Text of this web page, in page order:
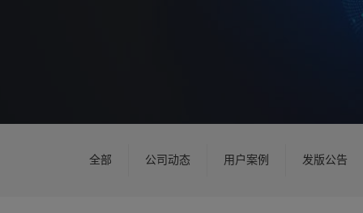
全部 公司动态 用户案例 发版公告